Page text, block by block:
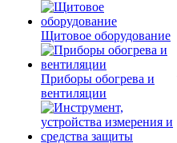
Щитовое оборудование
Приборы обогрева и
вентиляции